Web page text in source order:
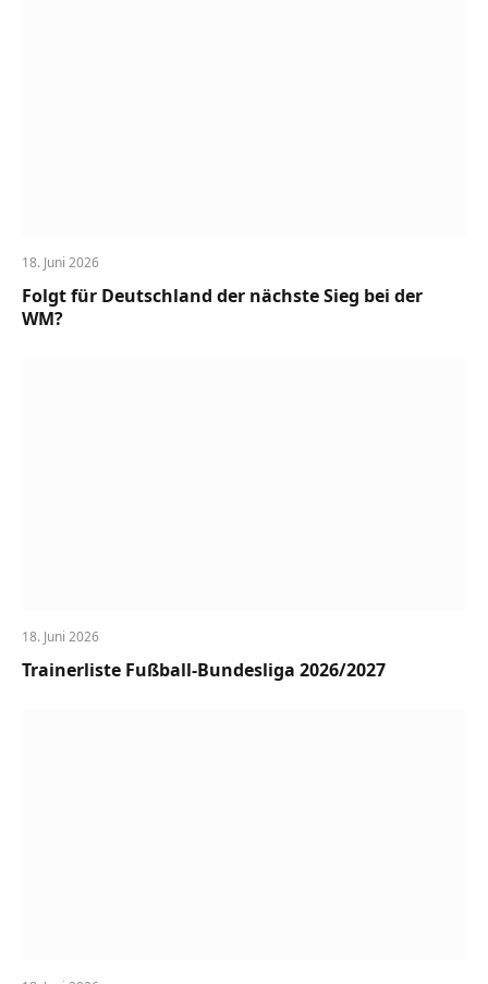
18. Juni 2026
Folgt für Deutschland der nächste Sieg bei der
WM?
18. Juni 2026
Trainerliste Fußball-Bundesliga 2026/2027